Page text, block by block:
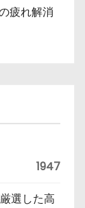
疲れ解消
1947
選した高